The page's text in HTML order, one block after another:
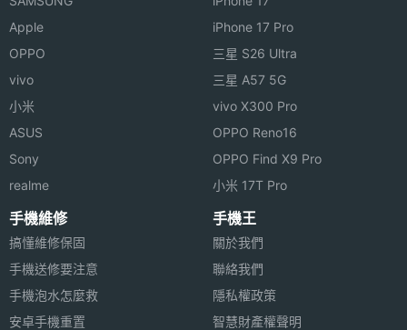
Apple
OPPO
vivo
小米
ASUS
Sony
realme
iPhone 17 Pro
三星 S26 Ultra
三星 A57 5G
vivo X300 Pro
OPPO Reno16
OPPO Find X9 Pro
小米 17T Pro
手機維修
搞懂維修保固
手機送修要注意
手機泡水怎麼救
安卓手機重置
手機王
關於我們
聯絡我們
隱私權政策
智慧財產權聲明